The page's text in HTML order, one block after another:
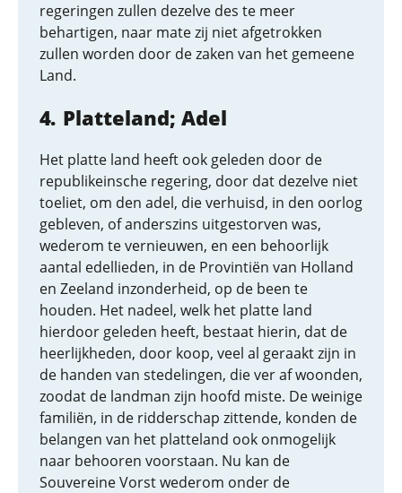
regeringen zullen dezelve des te meer
behartigen, naar mate zij niet afgetrokken
zullen worden door de zaken van het gemeene
Land.
Platteland; Adel
Het platte land heeft ook geleden door de
republikeinsche regering, door dat dezelve niet
toeliet, om den adel, die verhuisd, in den oorlog
gebleven, of anderszins uitgestorven was,
wederom te vernieuwen, en een behoorlijk
aantal edellieden, in de Provintiën van Holland
en Zeeland inzonderheid, op de been te
houden. Het nadeel, welk het platte land
hierdoor geleden heeft, bestaat hierin, dat de
heerlijkheden, door koop, veel al geraakt zijn in
de handen van stedelingen, die ver af woonden,
zoodat de landman zijn hoofd miste. De weinige
familiën, in de ridderschap zittende, konden de
belangen van het platteland ook onmogelijk
naar behooren voorstaan. Nu kan de
Souvereine Vorst wederom onder de